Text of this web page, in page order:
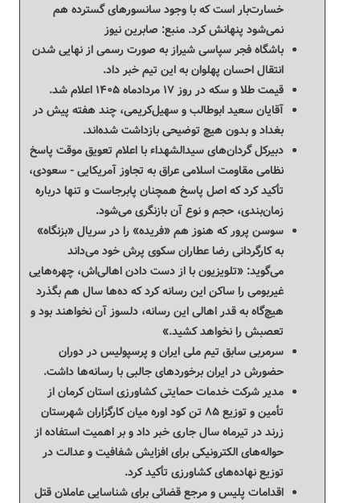
خسارت‌بار است که با وجود سانسورهای گسترده هم
نمی‌شود پنهانش کرد. ‌منبع: صابرین نیوز
باشگاه فجر سپاسی شیراز به صورت رسمی از نهایی شدن
انتقال احسان پهلوان به این تیم خبر داد.
قیمت طلا و سکه در روز ۱۷ مردادماه ۱۴۰۵ اعلام شد.
آقایان سعید ابوطالب و سهیل‌کریمی، چند هفته پیش در
بغداد و بدون هیچ توضیحی بازداشت شده‌اند.
دبیرکل گردان‌های سیدالشهداء با اعلام تعویق موقت پاسخ
نظامی مقاومت اسلامی عراق به تجاوز آمریکایی - سعودی،
تأکید کرد که اصل پاسخ همچنان پابرجاست و تنها درباره
زمان‌بندی، حجم و نوع آن بازنگری می‌شود.
سوسن پرور که هنوز هم «فریده» را در سریال «بزنگاه»
به کارگردانی رضا عطاران سکوی پرش خود می‌داند
می‌گوید: «تلویزیون با از دست دادن اهالی‌اش، چهره‌هایی
غیربومی را ساکن این رسانه کرد که ده‌ها سال هم بگذرد
هیچ‌گاه به قدر اهالی این رسانه، دلسوز آن نخواهند بود و
تعصبش را نخواهد کشید.»
سرمربی سابق تیم ملی ایران و پرسپولیس در دوران
حضورش در ایران برخوردهای جالبی با رسانه‌ها داشت.
مدیر شرکت خدمات حمایتی کشاورزی استان کرمان از
تأمین و توزیع ۸۵ تن کود اوره میان کارگزاران شهرستان
زرند در تیرماه سال جاری خبر داد و بر اهمیت استفاده از
حواله‌های الکترونیکی برای افزایش شفافیت و عدالت در
توزیع نهاده‌های کشاورزی تأکید کرد.
اقدامات پلیس و مرجع قضائی برای شناسایی عاملان قتل